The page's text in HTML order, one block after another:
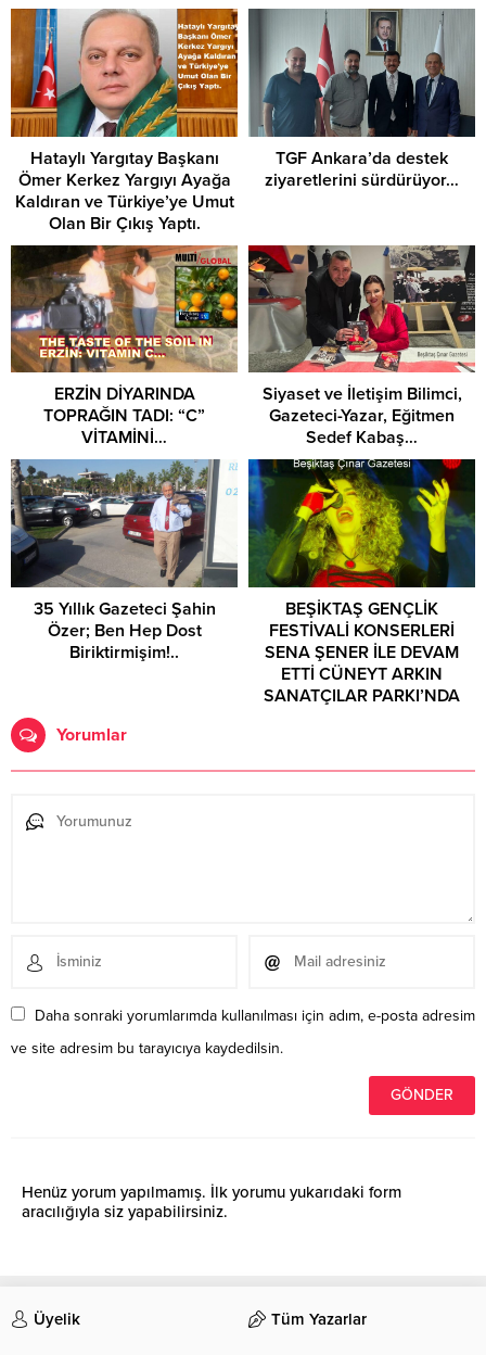
Hataylı Yargıtay Başkanı
Ömer Kerkez Yargıyı Ayağa
Kaldıran ve Türkiye’ye Umut
Olan Bir Çıkış Yaptı.
TGF Ankara’da destek
ziyaretlerini sürdürüyor…
ERZİN DİYARINDA
TOPRAĞIN TADI: “C”
VİTAMİNİ…
Siyaset ve İletişim Bilimci,
Gazeteci-Yazar, Eğitmen
Sedef Kabaş…
35 Yıllık Gazeteci Şahin
Özer; Ben Hep Dost
Biriktirmişim!..
BEŞİKTAŞ GENÇLİK
FESTİVALİ KONSERLERİ
SENA ŞENER İLE DEVAM
ETTİ CÜNEYT ARKIN
SANATÇILAR PARKI’NDA
Yorumlar
Daha sonraki yorumlarımda kullanılması için adım, e-posta adresim
ve site adresim bu tarayıcıya kaydedilsin.
Henüz yorum yapılmamış. İlk yorumu yukarıdaki form
aracılığıyla siz yapabilirsiniz.
Üyelik Tüm Yazarlar